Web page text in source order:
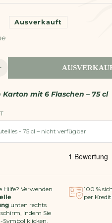
Ausverkauft
Karton mit 6 Flaschen – 75 cl
Hilfe? Verwenden
unten rechts
indem Sie
Symbol klicken.
100 %
per